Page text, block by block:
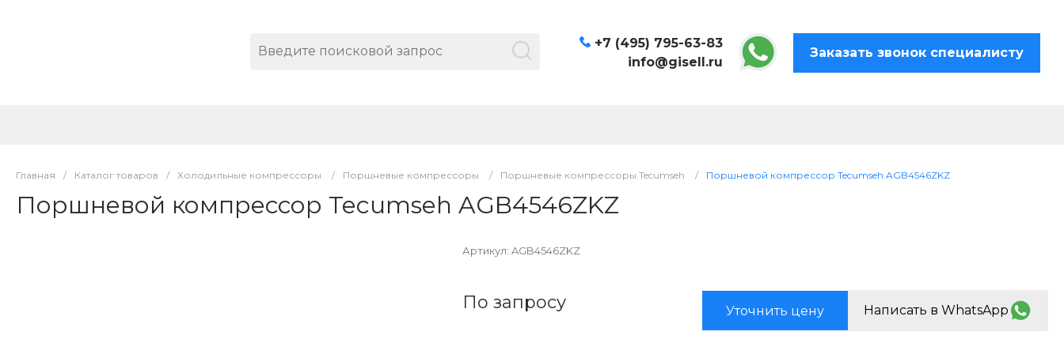
+7 (495) 795-63-83
info@gisell.ru
Заказать звонок специалисту
Главная / Каталог товаров / Холодильные компрессоры / Поршневые компрессоры / Поршневые компрессоры Tecumseh / Поршневой компрессор Tecumseh AGB4546ZKZ
Поршневой компрессор Tecumseh AGB4546ZKZ
Артикул:AGB4546ZKZ
По запросу Уточнить цену Написать в WhatsApp